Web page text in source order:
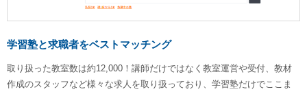
学習塾と求職者をベストマッチング
取り扱った教室数は約12,000！講師だけではなく教室運営や受付、教材
作成のスタッフなど様々な求人を取り扱っており、学習塾だけでここま